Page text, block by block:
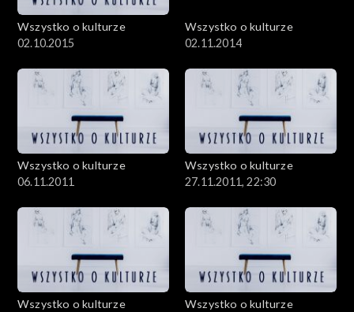
Wszystko o kulturze
02.10.2015
Wszystko o kulturze
02.11.2014
Wszystko o kulturze
06.11.2011
Wszystko o kulturze
27.11.2011, 22:30
Wszystko o kulturze
Wszystko o kulturze